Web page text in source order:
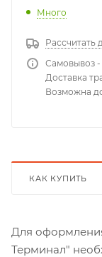
Много
Рассчитать
Самовывоз -
Доставка
Возможна
КАК КУПИТЬ
Для
Терминал"